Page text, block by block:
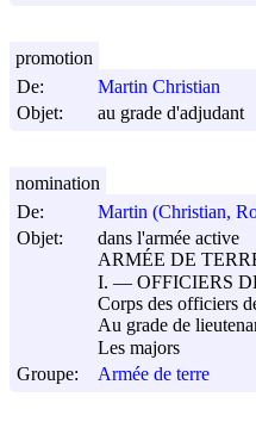
De:
Martin Christian
Objet:
au grade d'adjudant
promotion
De:
Martin (Christian,
Objet:
dans l'armée active
ARMÉE DE
I. ― OFFICIERS
Corps des officiers
Au grade de
Les majors
Groupe:
Armée de terre
nomination